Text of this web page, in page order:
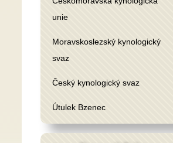
unie
Moravskoslezský kynologický
svaz
Český kynologický svaz
Útulek Bzenec